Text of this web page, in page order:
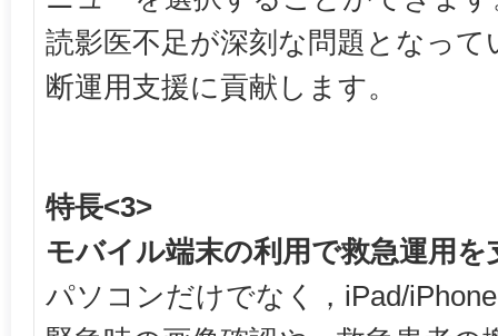
読影医不足が深刻な問題となって
断運用支援に貢献します。
特長<3>
モバイル端末の利用で救急運用を
パソコンだけでなく，iPad/